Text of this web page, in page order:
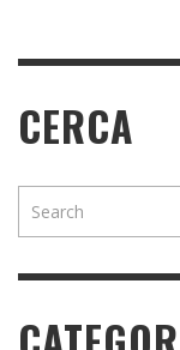
CERCA